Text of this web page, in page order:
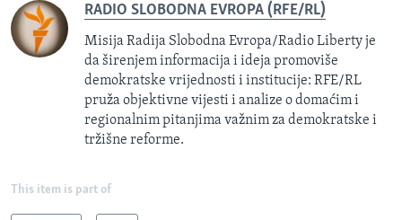
RADIO SLOBODNA EVROPA (RFE/RL)
Misija Radija Slobodna Evropa/Radio Liberty je
da širenjem informacija i ideja promoviše
demokratske vrijednosti i institucije: RFE/RL
pruža objektivne vijesti i analize o domaćim i
regionalnim pitanjima važnim za demokratske i
tržišne reforme.
This item is part of